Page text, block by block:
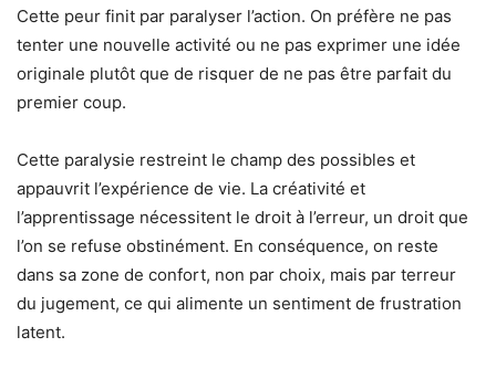
Cette peur finit par paralyser l’action. On préfère ne pas
tenter une nouvelle activité ou ne pas exprimer une idée
originale plutôt que de risquer de ne pas être parfait du
premier coup.
Cette paralysie restreint le champ des possibles et
appauvrit l’expérience de vie. La créativité et
l’apprentissage nécessitent le droit à l’erreur, un droit que
l’on se refuse obstinément. En conséquence, on reste
dans sa zone de confort, non par choix, mais par terreur
du jugement, ce qui alimente un sentiment de frustration
latent.